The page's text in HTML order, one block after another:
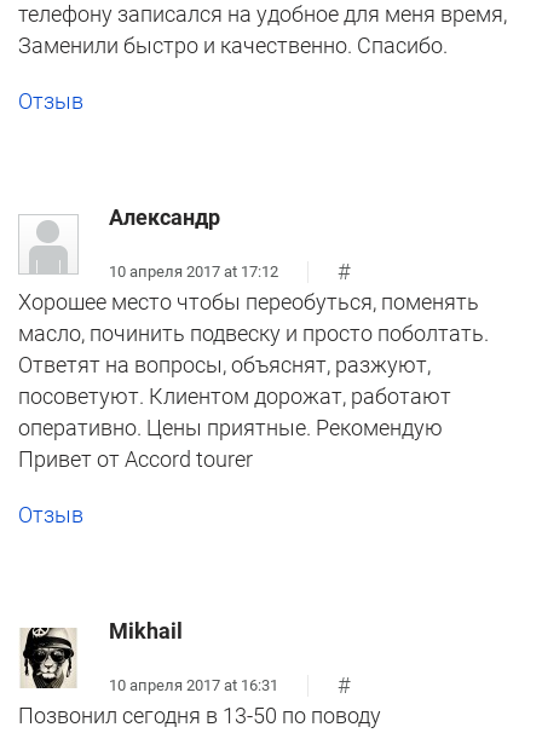
телефону записался на удобное для меня время,
Заменили быстро и качественно. Спасибо.
Отзыв
Александр
10 апреля 2017 at 17:12
#
Хорошее место чтобы переобуться, поменять
масло, починить подвеску и просто поболтать.
Ответят на вопросы, объяснят, разжуют,
посоветуют. Клиентом дорожат, работают
оперативно. Цены приятные. Рекомендую
Привет от Accord tourer
Отзыв
Mikhail
10 апреля 2017 at 16:31
#
Позвонил сегодня в 13-50 по поводу